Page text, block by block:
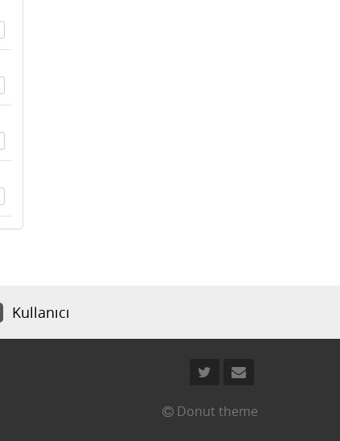
Kullanıcı
Donut theme